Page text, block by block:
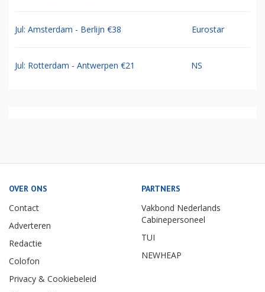
Jul: Amsterdam - Berlijn €38 Eurostar
Jul: Rotterdam - Antwerpen €21 NS
OVER ONS
Contact
Adverteren
Redactie
Colofon
Privacy & Cookiebeleid
PARTNERS
Vakbond Nederlands
Cabinepersoneel
TUI
NEWHEAP